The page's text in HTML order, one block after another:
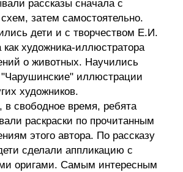
рассказы сначала с
затем самостоятельно.
дети и с творчеством Е.И.
художника-иллюстратора
о животных. Научились
иллюстрации
художников.
в свободное время, ребята
раскраски по прочитанным
этого автора. По рассказу
сделали аппликацию с
оригами. Самым интересным